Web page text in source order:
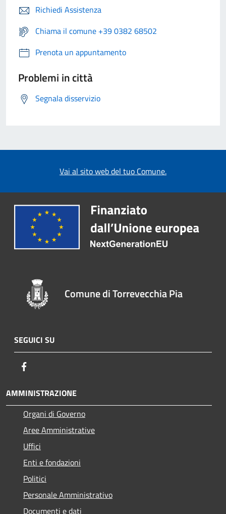
Richiedi Assistenza
Chiama il comune +39 0382 68502
Prenota un appuntamento
Problemi in città
Segnala disservizio
Vai al sito web del tuo Comune.
Comune di Torrevecchia Pia
SEGUICI SU
AMMINISTRAZIONE
Organi di Governo
Aree Amministrative
Uffici
Enti e fondazioni
Politici
Personale Amministrativo
Documenti e dati